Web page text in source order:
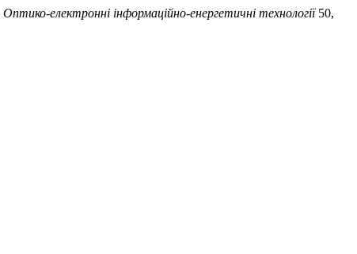
Оптико-електроннi iнформацiйно-енергетичнi технологiї50,